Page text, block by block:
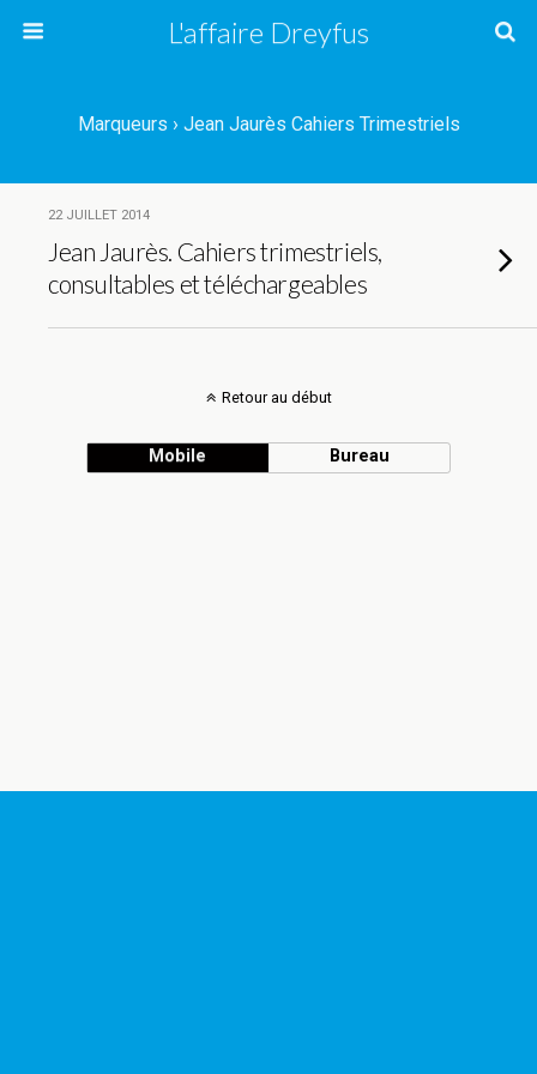
L'affaire Dreyfus
Marqueurs › Jean Jaurès Cahiers Trimestriels
22 JUILLET 2014
Jean Jaurès. Cahiers trimestriels,
consultables et téléchargeables
Retour au début
Mobile Bureau